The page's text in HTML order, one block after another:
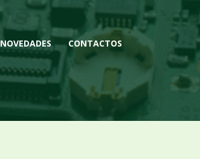
NOVEDADES CONTACTOS